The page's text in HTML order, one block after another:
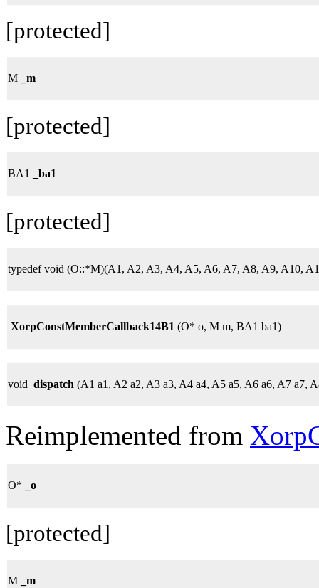
[protected]
M _m
[protected]
BA1 _ba1
[protected]
typedef void (O::*M)(A1, A2, A3, A4, A5, A6, A7, A8, A9, A10,
XorpConstMemberCallback14B1 (O* o, M m, BA1 ba1)
void dispatch (A1 a1, A2 a2, A3 a3, A4 a4, A5 a5, A6 a6, A7 a7,
Reimplemented from
O* _o
[protected]
M _m